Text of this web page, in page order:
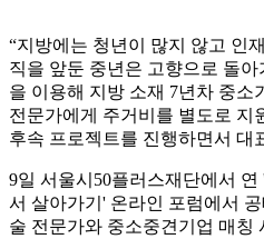
“지방에는 청년이 많지 않고 인
직을 앞둔 중년은 고향으로 돌
을 이용해 지방 소재 7년차 중소
전문가에게 주거비를 별도로 지
후속 프로젝트를 진행하면서 대
9일 서울시50플러스재단에서 연
서 살아가기' 온라인 포럼에서 공
술 전문가와 중소중견기업 매칭